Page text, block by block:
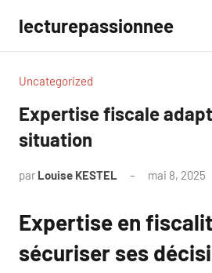
contenu
lecturepassionnee
Uncategorized
Expertise fiscale
situation
par Louise KESTEL mai 8, 2025
Expertise en
sécuriser ses